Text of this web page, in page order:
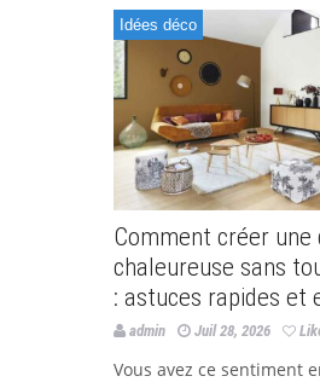
Idées déco
Comment créer une
chaleureuse sans
: astuces rapides et
admin Juil 28, 2026
Vous avez ce sentiment